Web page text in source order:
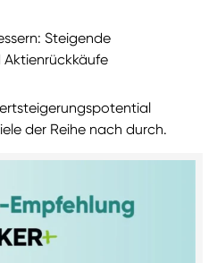
Steigende
der Reihe nach durch.